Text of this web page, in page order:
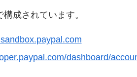
成されています。
dashboard/